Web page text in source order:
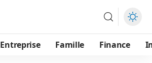
Entreprise Famille Finance